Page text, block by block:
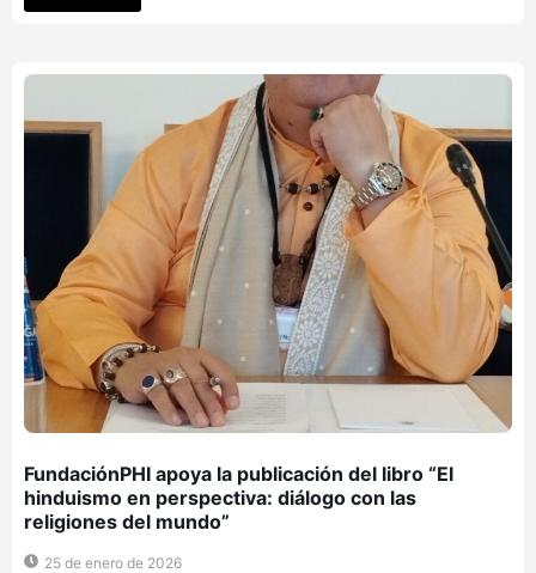
FundaciónPHI apoya la publicación del libro “El
hinduismo en perspectiva: diálogo con las
religiones del mundo”
25 de enero de 2026